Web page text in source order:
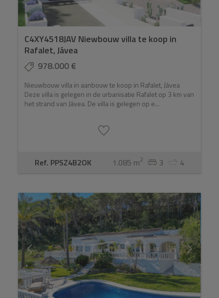
C4XY4518JAV Niewbouw villa te koop in
Rafalet, Jávea
978.000 €
Nieuwbouw villa in aanbouw te koop in Rafalet, Jávea
Deze villa is gelegen in de urbanisatie Rafalet op 3 km van
het strand van Jávea. De villa is gelegen op e...
Ref. PPSZ4B2OK 1.085 m2 3 4